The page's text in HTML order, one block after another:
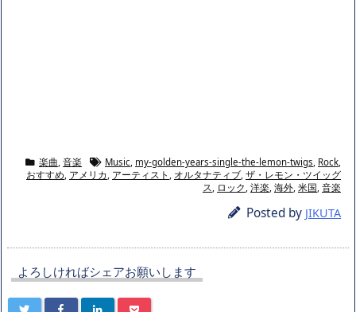
楽曲, 音楽 Music, my-golden-years-single-the-lemon-twigs, Rock,
おすすめ, アメリカ , アーティスト , オルタナティブ, ザ・レモン・ツイッグ
ス, ロック , 洋楽, 海外, 米国, 音楽
Posted by JIKUTA
よろしければシェアお願いします